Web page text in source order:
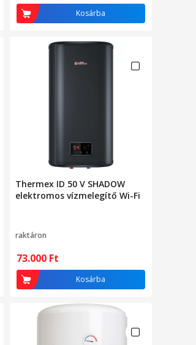
Kosárba
Thermex ID 50 V SHADOW
elektromos vízmelegítő Wi-Fi
raktáron
73.000 Ft
Kosárba